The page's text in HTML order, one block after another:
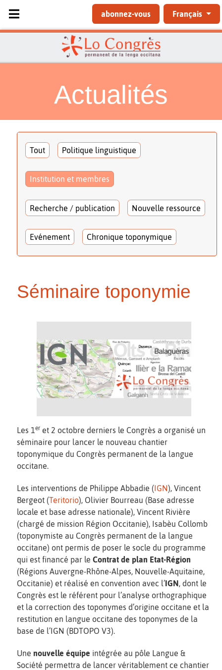
Sélectionnez votre langue
abonnez-vous Français
Actualités
Tout Politique linguistique
Institution et membres
Recherche / publication Nouvelle ressource
Evénement Chronique toponymique
Séminaire toponymie
Les 1er et 2 octobre derniers le Congrès a organisé un
séminaire pour lancer le nouveau chantier
toponymique du Congrès permanent de la langue
occitane.
Les interventions de Philippe Abbadie (IGN), Vincent
Bergeot (Teritorio), Olivier Bourreau (Base adresse
locale et base adresse nationale), Vincent Rivière
(chargé de mission Région Occitanie), Isabèu Collomb
(toponymiste au Congrès permanent de la langue
occitane) ont permis de poser le socle du programme
qui est financé par le Contrat de plan Etat-Région
(Régions Auvergne-Rhône-Alpes, Nouvelle-Aquitaine,
Occitanie) et réalisé en convention avec l’IGN, dont le
Congrès est le référent pour l’analyse orthographique
et la correction des toponymes d’origine occitane et la
restitution en langue occitane des toponymes de la
base de l’IGN (BDTOPO V3).
Une nouvelle équipe intégrée au pôle Langue &
Société permettra de lancer véritablement ce chantier